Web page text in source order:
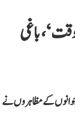
باغی
کے مظاہروں نے